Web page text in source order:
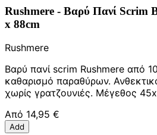
Rushmere - Βαρύ Πανί Scrim
x 88cm
Rushmere
Βαρύ πανί scrim Rushmere από
καθαρισμό παραθύρων.
χωρίς γρατζουνιές. Μέγεθος
Από 14,95 €
Add